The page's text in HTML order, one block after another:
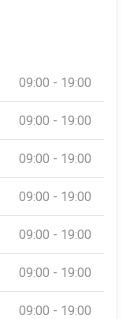
09:00 - 19:00
09:00 - 19:00
09:00 - 19:00
09:00 - 19:00
09:00 - 19:00
09:00 - 19:00
09:00 - 19:00